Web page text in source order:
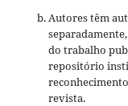
Autores têm
do trabalho
repositório
revista.